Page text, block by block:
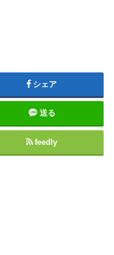
シェア
送る
feedly